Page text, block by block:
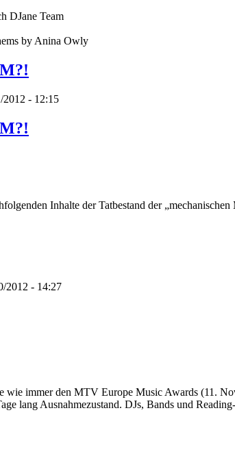
DJane Team
by Anina Owly
2012 - 12:15
Inhalte der Tatbestand der
2012 - 14:27
immer den MTV Europe Music Awards (11.
lang Ausnahmezustand. DJs, Bands und